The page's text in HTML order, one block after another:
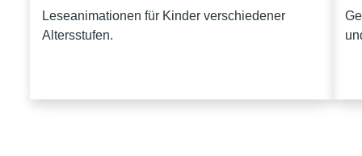
Leseanimationen für Kinder verschiedener
Altersstufen.